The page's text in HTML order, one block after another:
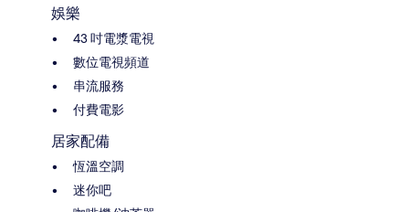
娛樂
43 吋電漿電視
數位電視頻道
串流服務
付費電影
居家配備
恆溫空調
迷你吧